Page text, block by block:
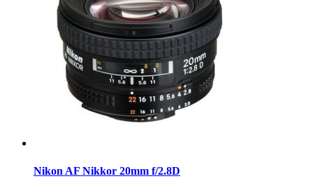
Nikon AF Nikkor 20mm f/2.8D